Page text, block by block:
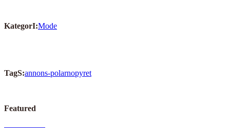
KategorI:Mode
TagS:annons-polarnopyret
Featured